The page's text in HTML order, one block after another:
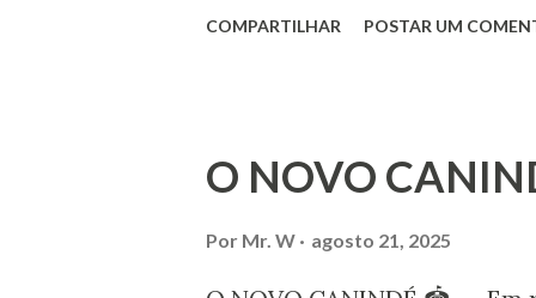
Iniciou seus estudos em
em 1999, no estilo
estudos neste estilo além de
danças folclóricas do
COMPARTILHAR POSTAR UM
O NOVO
Por Mr. W agosto 21, 2025